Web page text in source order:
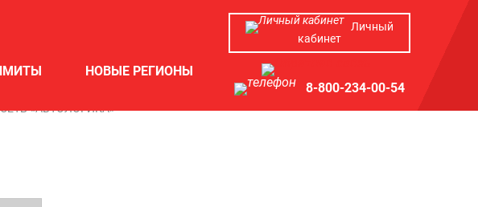
НОВЫЕ РЕГИОНЫ
Личный
кабинет
8-800-234-00-54
«АВТОЛОГИКА»